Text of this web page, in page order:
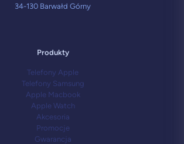
34-130 Barwałd Górny
Produkty
Telefony Apple
Telefony Samsung
Apple Macbook
Apple Watch
Akcesoria
Promocje
Gwarancja